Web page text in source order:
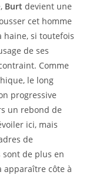
Burt devient une
cet homme
haine, si toutefois
de ses
Comme
le long
progressive
un rebond de
ici, mais
de
sont de plus en
apparaître côte à